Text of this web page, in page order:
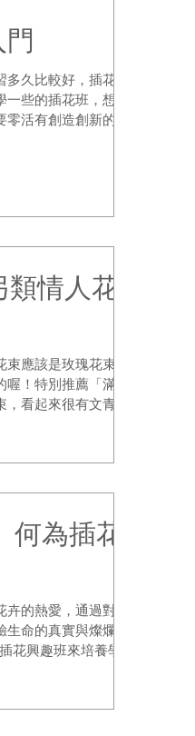
久比較好，插花藝
些的插花班，想要
活有創造創新的思
類情人花
應該是玫瑰花束，
！特別推薦­「滿天
，看起來很有文青
何為插花
的熱愛，通過對花
命的真實與燦爛。
花興趣班來培養學插
...